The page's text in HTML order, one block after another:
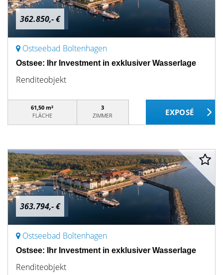
362.850,- €
Ostseebad Boltenhagen
Ostsee: Ihr Investment in exklusiver Wasserlage
Renditeobjekt
61,50 m²
FLÄCHE
3
ZIMMER
363.794,- €
Ostseebad Boltenhagen
Ostsee: Ihr Investment in exklusiver Wasserlage
Renditeobjekt